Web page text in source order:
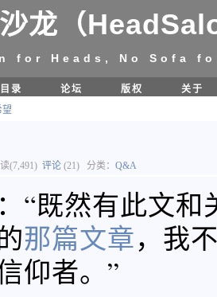
龙（
for Heads, No Sofa
目录 论坛 版权
关于
(7,491) 评论 (21) 分类： Q&A
：“既然有此文
那篇文章，我
仰者。”